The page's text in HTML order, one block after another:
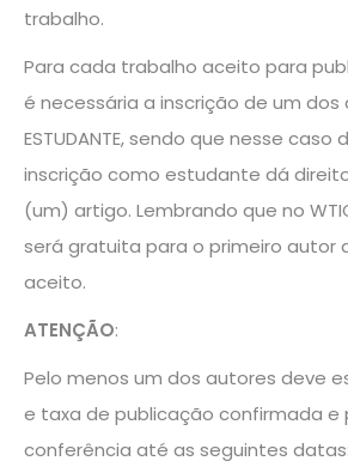
trabalho.
Para cada trabalho aceito para
é necessária a inscrição de um
ESTUDANTE, sendo que nesse caso
inscrição como estudante dá
(um) artigo. Lembrando que no
será gratuita para o primeiro autor
aceito.
ATENÇÃO:
Pelo menos um dos autores deve
e taxa de publicação confirmada e
conferência até as seguintes datas: